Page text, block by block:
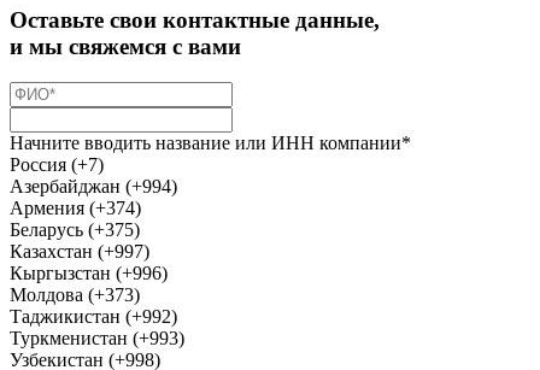
Оставьте свои контактные данные,
и мы свяжемся с вами
Начните вводить название или ИНН компании*
Россия (+7)
Азербайджан (+994)
Армения (+374)
Беларусь (+375)
Казахстан (+997)
Кыргызстан (+996)
Молдова (+373)
Таджикистан (+992)
Туркменистан (+993)
Узбекистан (+998)